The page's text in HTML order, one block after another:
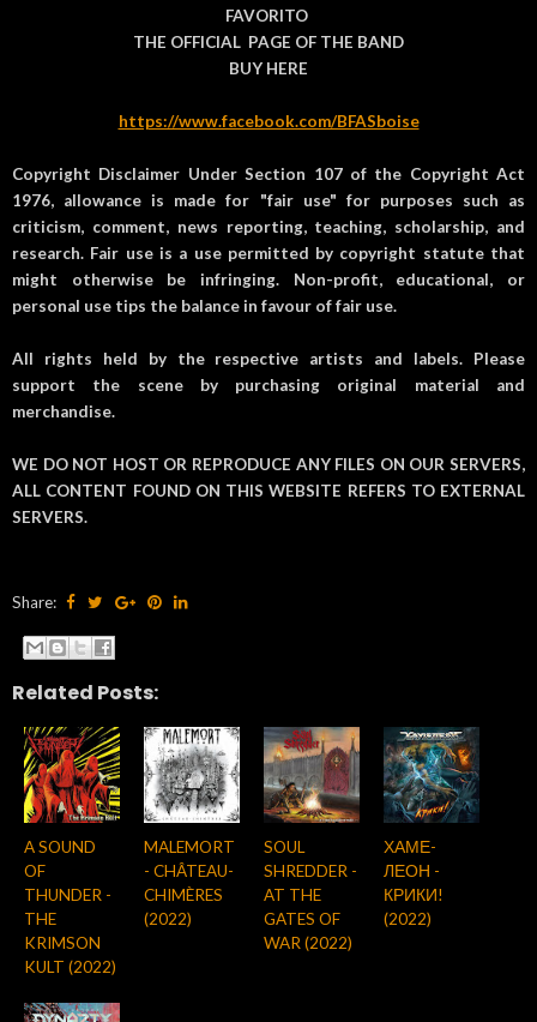
FAVORITO
THE OFFICIAL PAGE OF THE BAND
BUY HERE
https://www.facebook.com/BFASboise
Copyright Disclaimer Under Section 107 of the Copyright Act
1976, allowance is made for "fair use" for purposes such as
criticism, comment, news reporting, teaching, scholarship, and
research. Fair use is a use permitted by copyright statute that
might otherwise be infringing. Non-profit, educational, or
personal use tips the balance in favour of fair use.
All rights held by the respective artists and labels. Please
support the scene by purchasing original material and
merchandise.
WE DO NOT HOST OR REPRODUCE ANY FILES ON OUR SERVERS,
ALL CONTENT FOUND ON THIS WEBSITE REFERS TO EXTERNAL
SERVERS.
Share:
Related Posts:
A SOUND
OF
THUNDER -
THE
KRIMSON
KULT (2022)
MALEMORT
- CHÂTEAU-
CHIMÈRES
(2022)
SOUL
SHREDDER -
AT THE
GATES OF
WAR (2022)
ХАМЕ-
ЛЕОН -
КРИКИ!
(2022)